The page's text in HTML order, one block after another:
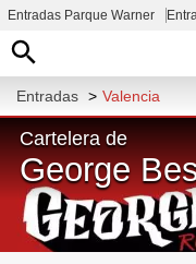
Entradas Parque Warner
Entradas > Valencia
Cartelera de
George